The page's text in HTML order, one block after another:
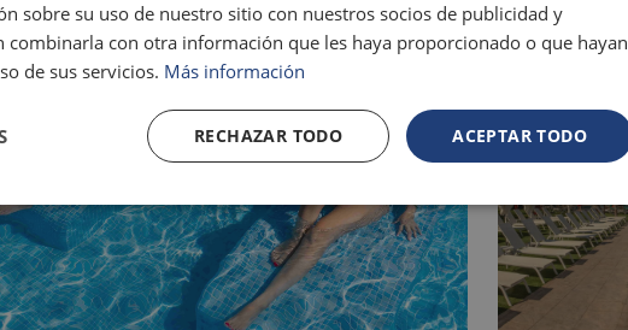
sobre su uso de nuestro sitio con nuestros socios de publicidad y
combinarla con otra información que les haya proporcionado o que hayan
de sus servicios. Más información
ACEPTAR TODO
RECHAZAR TODO